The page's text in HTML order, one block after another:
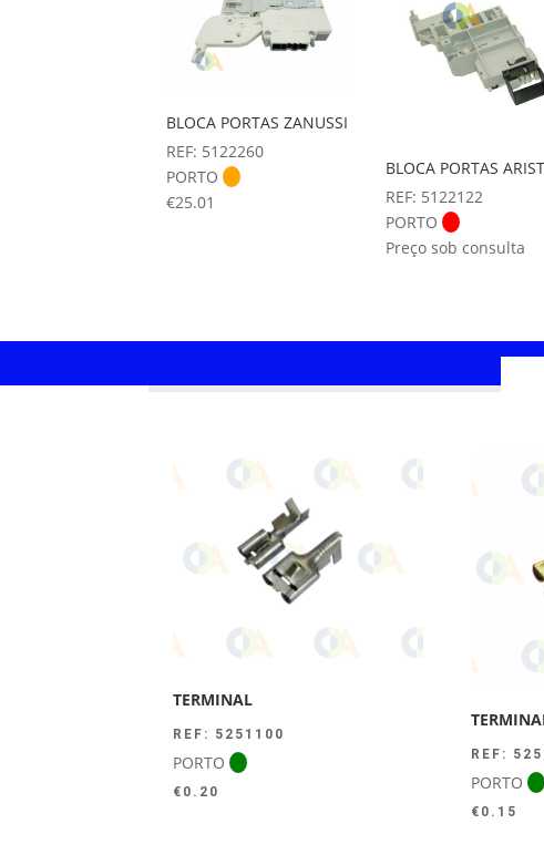
BLOCA PORTAS ZANUSSI
REF: 5122260
PORTO
€25.01
BLOCA PORTAS
REF: 5122122
PORTO
Preço sob consulta
TERMINAL
REF: 5251100
PORTO
€ 0.20
REF:
PORTO
€ 0.15